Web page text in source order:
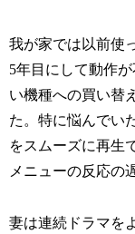
我が家では以前使
5年目にして動作
い機種への買い替
た。特に悩んでい
をスムーズに再生
メニューの反応の
妻は連続ドラマを